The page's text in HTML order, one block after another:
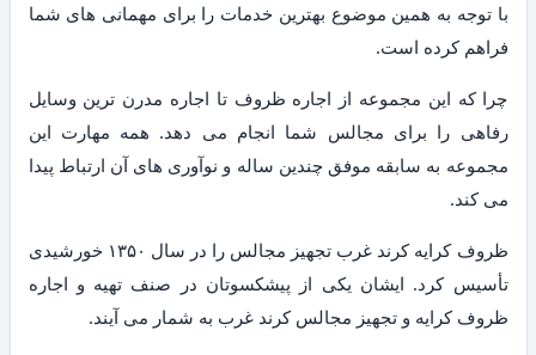
با توجه به همین موضوع بهترین خدمات را برای مهمانی های شما
فراهم کرده است.
چرا که این مجموعه از اجاره ظروف تا اجاره مدرن ترین وسایل
رفاهی را برای مجالس شما انجام می دهد. همه مهارت این
مجموعه به سابقه موفق چندین ساله و نوآوری های آن ارتباط پیدا
می کند.
ظروف کرایه کرند غرب تجهیز مجالس را در سال ۱۳۵۰ خورشیدی
تأسیس کرد. ایشان یکی از پیشکسوتان در صنف تهیه و اجاره
ظروف کرایه و تجهیز مجالس کرند غرب به شمار می آیند.